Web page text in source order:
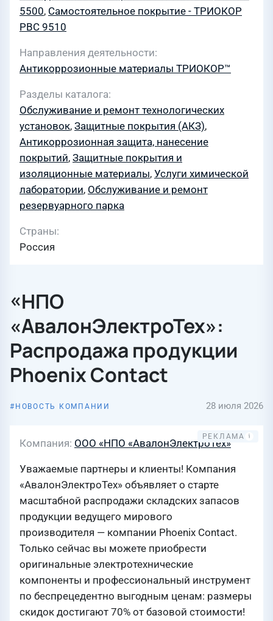
5500, Самостоятельное покрытие - ТРИОКОР
PBC 9510
Направления деятельности
Антикоррозионные материалы ТРИОКОР™
Разделы каталога
Обслуживание и ремонт технологических
установок, Защитные покрытия (АКЗ),
Антикоррозионная защита, нанесение
покрытий, Защитные покрытия и
изоляционные материалы, Услуги химической
лаборатории, Обслуживание и ремонт
резервуарного парка
Страны
Россия
«НПО
«АвалонЭлектроТех»:
Распродажа продукции
Phoenix Contact
НОВОСТЬ КОМПАНИИ 28 июля 2026
Компания ООО «НПО «АвалонЭлектроТех»
Уважаемые партнеры и клиенты! Компания
«АвалонЭлектроТех» объявляет о старте
масштабной распродажи складских запасов
продукции ведущего мирового
производителя — компании Phoenix Contact.
Только сейчас вы можете приобрести
оригинальные электротехнические
компоненты и профессиональный инструмент
по беспрецедентно выгодным ценам: размеры
скидок достигают 70% от базовой стоимости!